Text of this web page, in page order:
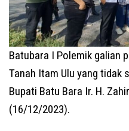
Batubara I Polemik galian
Tanah Itam Ulu yang tidak
Bupati Batu Bara Ir. H.
(16/12/2023).